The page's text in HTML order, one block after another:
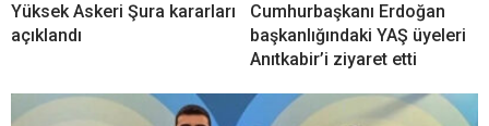
Yüksek Askeri Şura kararları
açıklandı
Cumhurbaşkanı Erdoğan
başkanlığındaki YAŞ üyeleri
Anıtkabir’i ziyaret etti